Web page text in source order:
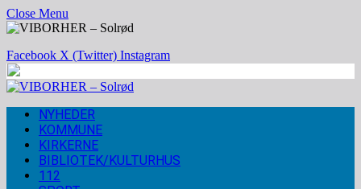
Close Menu
Facebook X (Twitter) Instagram
NYHEDER
KOMMUNE
KIRKERNE
BIBLIOTEK/KULTURHUS
112